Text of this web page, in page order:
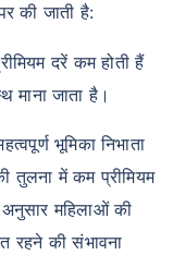
की जाती है:
दरें कम होती हैं
जाता है।
भूमिका निभाता
तुलना में कम प्रीमियम
अनुसार महिलाओं की
रहने की संभावना